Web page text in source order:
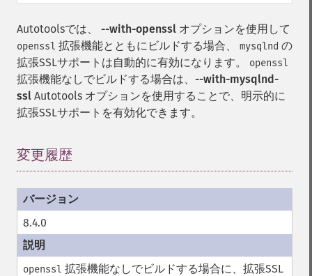
Autotoolsでは、 --with-openssl オプションを使用して
openssl 拡張機能とともにビルドする場合、 mysqlnd の
拡張SSLサポートは自動的に有効になります。
openssl
拡張機能なしでビルドする場合は、 --with-mysqlnd-
ssl Autotools オプションを使用することで、明示的に
拡張SSLサポートを有効化できます。
変更履歴
8.4.0
openssl 拡張機能なしでビルドする場合に、拡張SSL